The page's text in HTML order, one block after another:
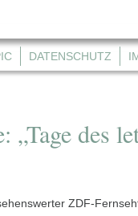
DATENSCHUTZ
des
ZDF-